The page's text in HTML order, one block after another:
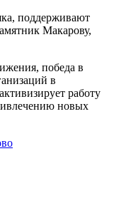
поддерживают
Макарову,
победа в
в
работу
новых